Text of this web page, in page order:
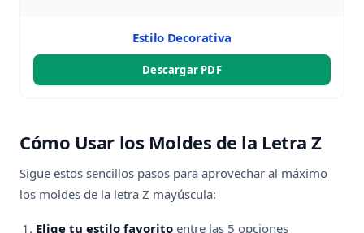
Estilo Decorativa
Descargar PDF
Cómo Usar los Moldes de la Letra Z
Sigue estos sencillos pasos para aprovechar al máximo
los moldes de la letra Z mayúscula:
Elige tu estilo favorito entre las 5 opciones